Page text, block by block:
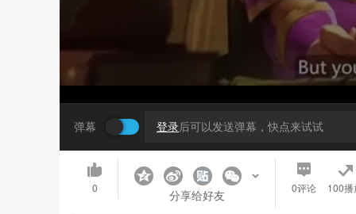
弹幕 登录后可以发送弹幕，快点来试试
0 分享给好友 0评论 100播